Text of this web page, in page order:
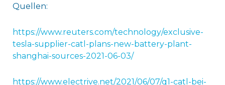
Quellen:
https://www.reuters.com/technology/exclusive-
tesla-supplier-catl-plans-new-battery-plant-
shanghai-sources-2021-06-03/
https://www.electrive.net/2021/06/07/q1-catl-bei-